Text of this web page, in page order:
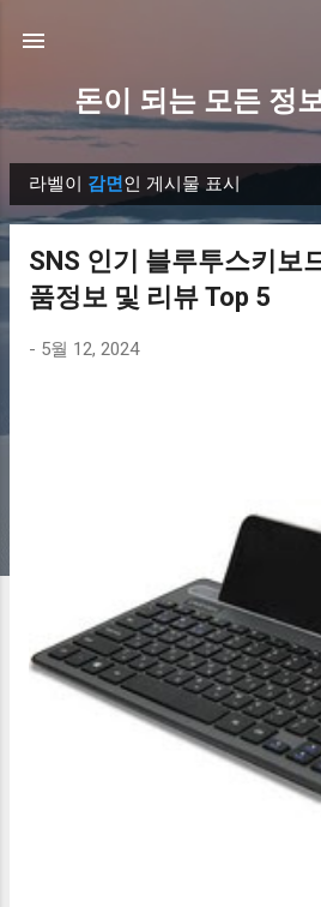
돈이 되는 모든 정
글
라벨이 감면인 게시물 표시
SNS 인기 블루투스키보
품정보 및 리뷰 Top 5
- 5월 12, 2024